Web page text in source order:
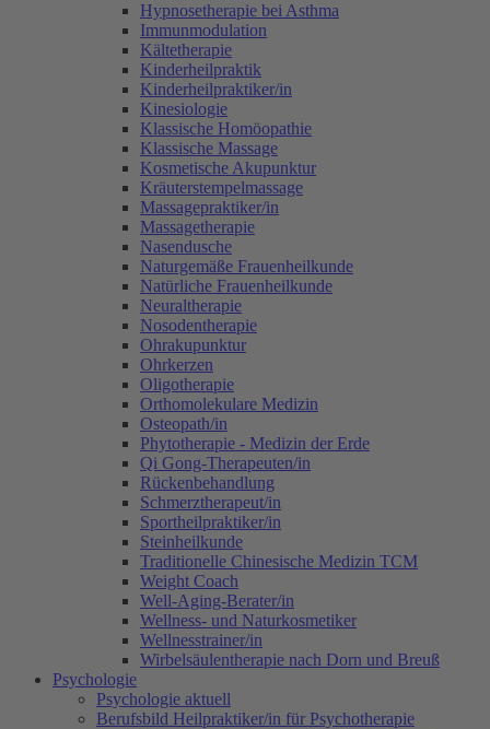
Hypnosetherapie bei Asthma
Immunmodulation
Kältetherapie
Kinderheilpraktik
Kinderheilpraktiker/in
Kinesiologie
Klassische Homöopathie
Klassische Massage
Kosmetische Akupunktur
Kräuterstempelmassage
Massagepraktiker/in
Massagetherapie
Nasendusche
Naturgemäße Frauenheilkunde
Natürliche Frauenheilkunde
Neuraltherapie
Nosodentherapie
Ohrakupunktur
Ohrkerzen
Oligotherapie
Orthomolekulare Medizin
Osteopath/in
Phytotherapie - Medizin der Erde
Qi Gong-Therapeuten/in
Rückenbehandlung
Schmerztherapeut/in
Sportheilpraktiker/in
Steinheilkunde
Traditionelle Chinesische Medizin TCM
Weight Coach
Well-Aging-Berater/in
Wellness- und Naturkosmetiker
Wellnesstrainer/in
Wirbelsäulentherapie nach Dorn und Breuß
Psychologie
Psychologie aktuell
Berufsbild Heilpraktiker/in für Psychotherapie